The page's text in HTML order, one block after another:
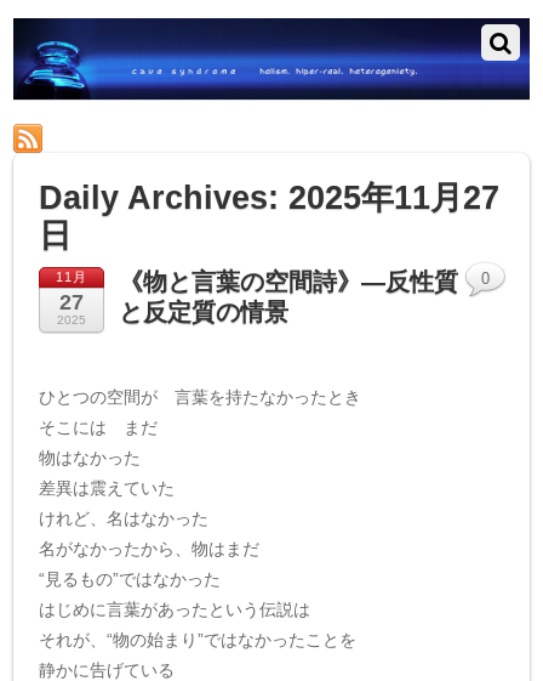
Daily Archives: 2025年11月27
日
11月
27
2025
《物と言葉の空間詩》—反性質
と反定質の情景
ひとつの空間が 言葉を持たなかったとき
そこには まだ
物はなかった
差異は震えていた
けれど、名はなかった
名がなかったから、物はまだ
“見るもの”ではなかった
はじめに言葉があったという伝説は
それが、“物の始まり”ではなかったことを
静かに告げている
0